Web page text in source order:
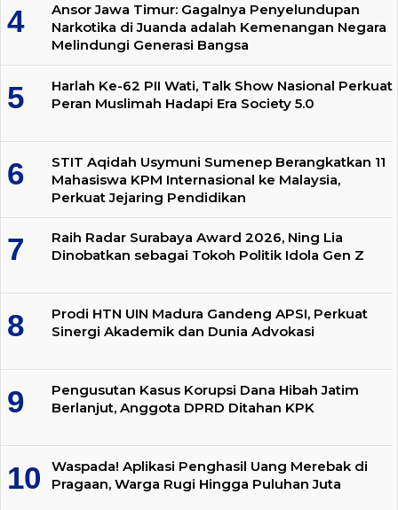
Ansor Jawa Timur: Gagalnya Penyelundupan
Narkotika di Juanda adalah Kemenangan Negara
Melindungi Generasi Bangsa
Harlah Ke-62 PII Wati, Talk Show Nasional Perkuat
Peran Muslimah Hadapi Era Society 5.0
STIT Aqidah Usymuni Sumenep Berangkatkan 11
Mahasiswa KPM Internasional ke Malaysia,
Perkuat Jejaring Pendidikan
Raih Radar Surabaya Award 2026, Ning Lia
Dinobatkan sebagai Tokoh Politik Idola Gen Z
Prodi HTN UIN Madura Gandeng APSI, Perkuat
Sinergi Akademik dan Dunia Advokasi
Pengusutan Kasus Korupsi Dana Hibah Jatim
Berlanjut, Anggota DPRD Ditahan KPK
Waspada! Aplikasi Penghasil Uang Merebak di
Pragaan, Warga Rugi Hingga Puluhan Juta